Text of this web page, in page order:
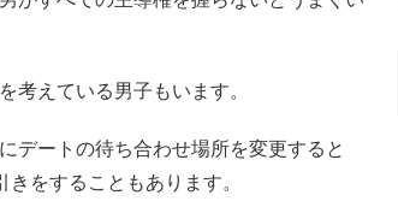
考えている男子もいます。
デートの待ち合わせ場所を変更すると
をすることもあります。